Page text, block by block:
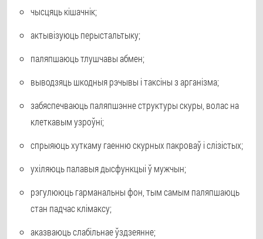
чысцяць кішачнік;
актывізуюць перыстальтыку;
паляпшаюць тлушчавы абмен;
выводзяць шкодныя рэчывы і таксіны з арганізма;
забяспечваюць паляпшэнне структуры скуры, волас на
клеткавым узроўні;
спрыяюць хуткаму гаенню скурных пакроваў і слізістых;
ухіляюць палавыя дысфункцыі ў мужчын;
рэгулююць гарманальны фон, тым самым паляпшаюць
стан падчас клімаксу;
аказваюць слабільнае ўздзеянне;